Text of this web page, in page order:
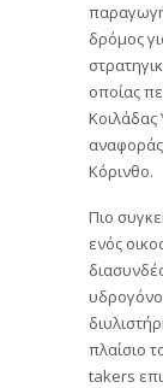
δρόμος
οποίας
Κοιλάδας
αναφοράς
Κόρινθο.
Πιο
ενός
πλαίσιο
takers